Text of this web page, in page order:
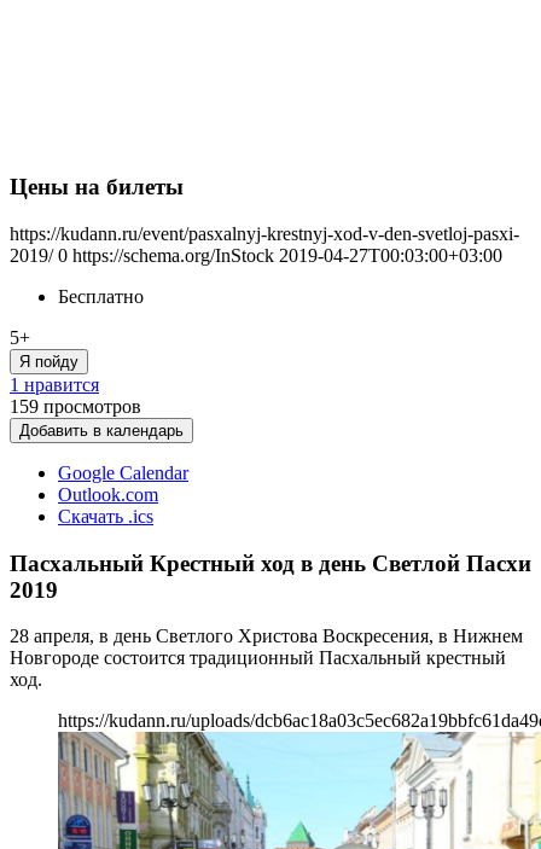
Цены на билеты
https://kudann.ru/event/pasxalnyj-krestnyj-xod-v-den-svetloj-pasxi-
2019/ 0 https://schema.org/InStock 2019-04-27T00:03:00+03:00
Бесплатно
5+
Я пойду
1 нравится
159 просмотров
Добавить в календарь
Google Calendar
Outlook.com
Скачать .ics
Пасхальный Крестный ход в день Светлой Пасхи
2019
28 апреля, в день Светлого Христова Воскресения, в Нижнем
Новгороде состоится традиционный Пасхальный крестный
ход.
https://kudann.ru/uploads/